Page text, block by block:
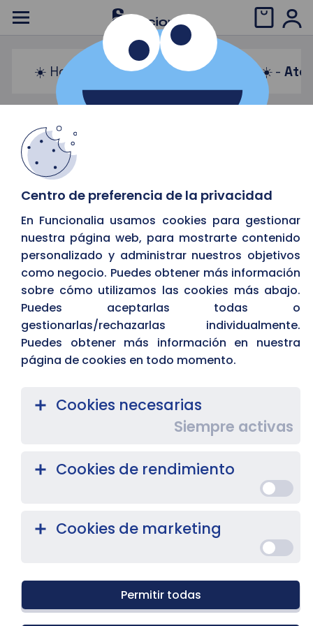
Centro de preferencia de la privacidad
En Funcionalia usamos cookies para gestionar
nuestra página web, para mostrarte contenido
personalizado y administrar nuestros objetivos
como negocio. Puedes obtener más información
sobre cómo utilizamos las cookies más abajo.
Puedes aceptarlas todas o
gestionarlas/rechazarlas individualmente.
Puedes obtener más información en nuestra
página de cookies en todo momento.
Cookies necesarias
Siempre activas
Cookies de rendimiento
Cookies de marketing
Permitir todas
☀️ Horario de verano: 08:00 a 15:00 ☀️ -
Computación Cuántica
asdadad
La computación cuántica
hecha realidad para alcanzar
la máxima eficiencia